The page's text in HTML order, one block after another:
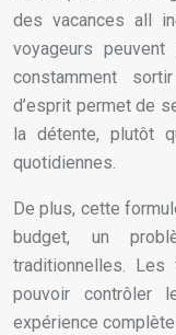
des vacances all
voyageurs
constamment
d’esprit permet de
la détente, plutôt
quotidiennes.
De plus, cette
budget, un
traditionnelles. Les
pouvoir contrôler
expérience